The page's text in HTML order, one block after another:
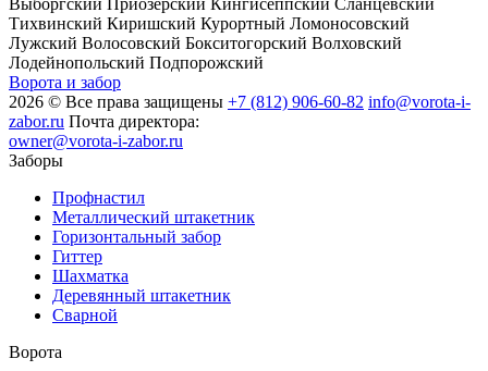
Выборгский Приозерский Кингисеппский Сланцевский
Тихвинский Киришский Курортный Ломоносовский
Лужский Волосовский Бокситогорский Волховский
Лодейнопольский Подпорожский
Ворота и забор
2026 © Все права защищены +7 (812) 906-60-82 info@vorota-i-
zabor.ru Почта директора:
owner@vorota-i-zabor.ru
Заборы
Профнастил
Металлический штакетник
Горизонтальный забор
Гиттер
Шахматка
Деревянный штакетник
Сварной
Ворота